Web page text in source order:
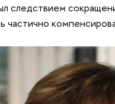
следствием
частично